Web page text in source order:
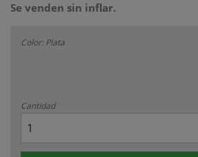
Se venden sin inflar.
Color: Plata
Cantidad